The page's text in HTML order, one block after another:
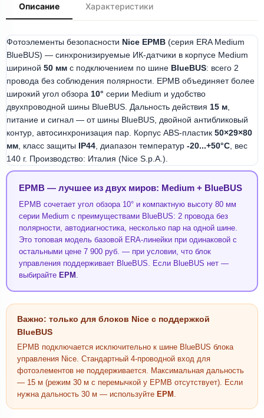
Описание Характеристики
Фотоэлементы безопасности Nice EPMB (серия ERA Medium
BlueBUS) — синхронизируемые ИК-датчики в корпусе Medium
шириной 50 мм с подключением по шине BlueBUS: всего 2
провода без соблюдения полярности. EPMB объединяет более
широкий угол обзора 10° серии Medium и удобство
двухпроводной шины BlueBUS. Дальность действия 15 м
питание и сигнал — от шины BlueBUS, двойной антибликовый
контур, автосинхронизация пар. Корпус ABS-пластик 50×29×80
мм , класс защиты IP44 , диапазон температур -20...+50°C , вес
140 г. Производство: Италия (Nice S.p.A.).
EPMB — лучшее из двух миров: Medium + BlueBUS
EPMB сочетает угол обзора 10° и компактную высоту 80 мм
серии Medium с преимуществами BlueBUS: 2 провода без
полярности, автодиагностика, несколько пар на одной шине.
Это топовая модель базовой ERA-линейки при одинаковой с
остальными цене 7 900 руб. — при условии, что блок
управления поддерживает BlueBUS. Если BlueBUS нет —
выбирайте EPM
Важно: только для блоков Nice с поддержкой
BlueBUS
EPMB подключается исключительно к шине BlueBUS блока
управления Nice. Стандартный 4-проводной вход для
фотоэлементов не поддерживается. Максимальная дальность
— 15 м (режим 30 м с перемычкой у EPMB отсутствует). Если
нужна дальность 30 м — используйте EPM